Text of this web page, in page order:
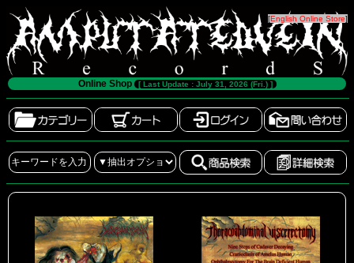
[English Online Store]
Online Shop [ Last Update : July 31, 2026 (Fri.) ]